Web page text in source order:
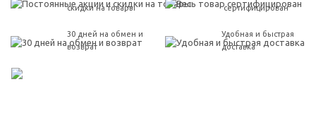
скидки на товары
сертифицирован
30 дней на обмен и
возврат
Удобная и быстрая
доставка